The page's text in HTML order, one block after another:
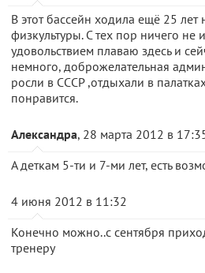
В этот бассейн ходила ещё 25 лет
физкультуры. С тех пор ничего не
удовольствием плаваю здесь и
немного, доброжелательная
росли в СССР ,отдыхали в
понравится.
Александра, 28 марта 2012 в
А деткам 5-ти и 7-ми лет, есть
4 июня 2012 в 11:32
Конечно можно..с сентября
тренеру